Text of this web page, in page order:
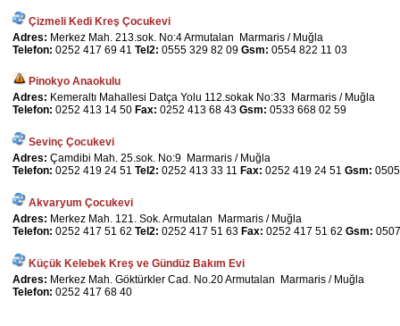
Çizmeli Kedi Kreş Çocukevi
Adres: Merkez Mah. 213.sok. No:4 Armutalan Marmaris / Muğla
Telefon: 0252 417 69 41 Tel2: 0555 329 82 09 Gsm: 0554 822 11 03
Pinokyo Anaokulu
Adres: Kemeraltı Mahallesi Datça Yolu 112.sokak No:33 Marmaris / Muğla
Telefon: 0252 413 14 50 Fax: 0252 413 68 43 Gsm: 0533 668 02 59
Sevinç Çocukevi
Adres: Çamdibi Mah. 25.sok. No:9 Marmaris / Muğla
Telefon: 0252 419 24 51 Tel2: 0252 413 33 11 Fax: 0252 419 24 51 Gsm:
Akvaryum Çocukevi
Adres: Merkez Mah. 121. Sok. Armutalan Marmaris / Muğla
Telefon: 0252 417 51 62 Tel2: 0252 417 51 63 Fax: 0252 417 51 62 Gsm:
Küçük Kelebek Kreş ve Gündüz Bakım Evi
Adres: Merkez Mah. Göktürkler Cad. No.20 Armutalan Marmaris / Muğla
Telefon: 0252 417 68 40